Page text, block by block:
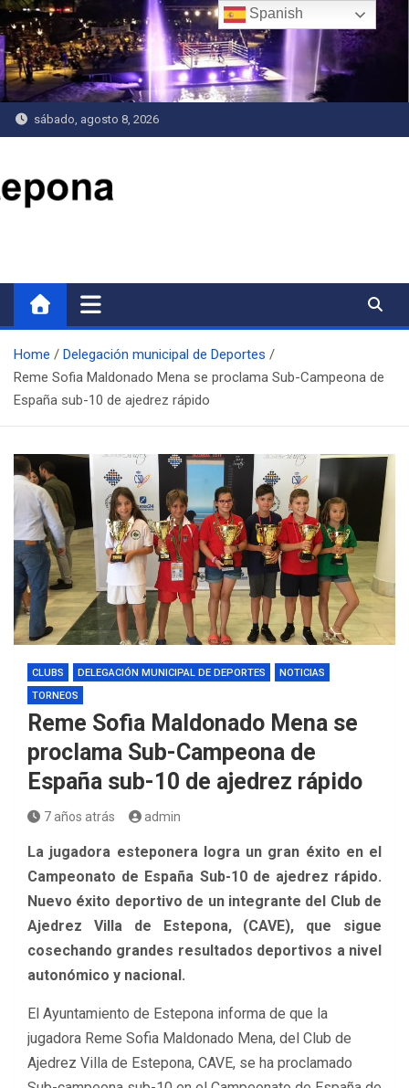
Saltar
al
contenido
sábado, agosto 8, 2026
Home
Delegación municipal de Deportes
Reme Sofia Maldonado Mena se proclama Sub-Campeona de
España sub-10 de ajedrez rápido
CLUBS DELEGACIÓN MUNICIPAL DE DEPORTES
NOTICIAS
TORNEOS
Reme Sofia Maldonado Mena se
proclama Sub-Campeona de
España sub-10 de ajedrez rápido
7 años atrás admin
La jugadora esteponera logra un gran éxito en el
Campeonato de España Sub-10 de ajedrez rápido.
Nuevo éxito deportivo de un integrante del Club de
Ajedrez Villa de Estepona, (CAVE), que sigue
cosechando grandes resultados deportivos a nivel
autonómico y nacional.
El Ayuntamiento de Estepona informa de que la
jugadora Reme Sofia Maldonado Mena, del Club de
Ajedrez Villa de Estepona, CAVE, se ha proclamado
Spanish